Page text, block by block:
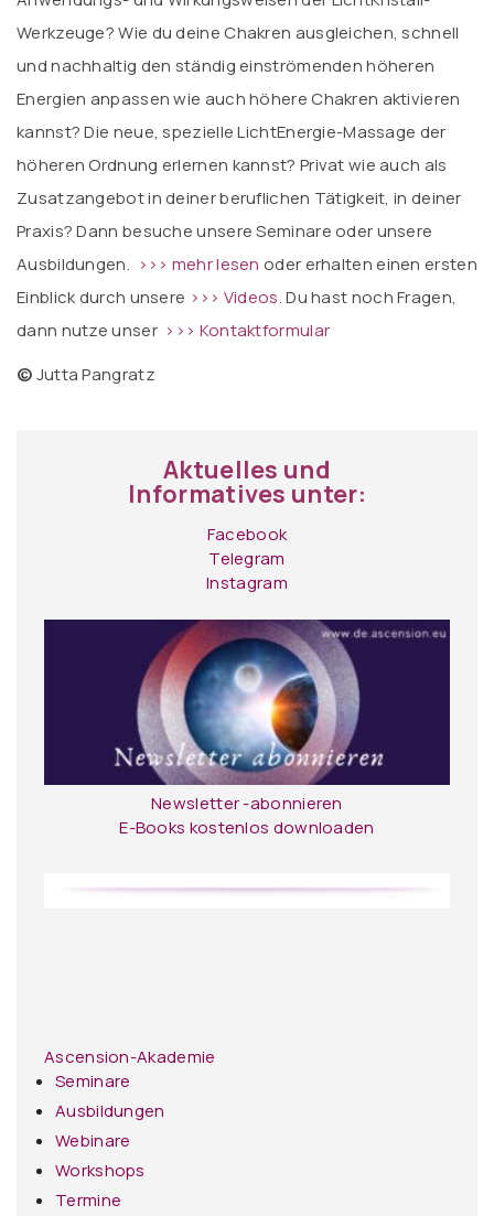
Werkzeuge? Wie du deine Chakren ausgleichen, schnell
und nachhaltig den ständig einströmenden höheren
Energien anpassen wie auch höhere Chakren aktivieren
kannst? Die neue, spezielle LichtEnergie-Massage der
höheren Ordnung erlernen kannst? Privat wie auch als
Zusatzangebot in deiner beruflichen Tätigkeit, in deiner
Praxis? Dann besuche unsere Seminare oder unsere
Ausbildungen. >>> mehr lesen oder erhalten einen ersten
Einblick durch unsere >>> Videos.Du hast noch Fragen,
dann nutze unser >>> Kontaktformular
©Jutta Pangratz
Aktuelles und
Informatives unter:
Facebook
Telegram
Instagram
Newsletter -abonnieren
E-Books kostenlos downloaden
Ascension-Akademie
Seminare
Ausbildungen
Webinare
Workshops
Termine